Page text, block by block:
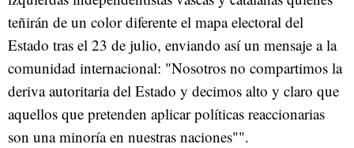
teñirán de un color diferente el mapa electoral del
Estado tras el 23 de julio, enviando así un mensaje a la
comunidad internacional: "Nosotros no compartimos la
deriva autoritaria del Estado y decimos alto y claro que
aquellos que pretenden aplicar políticas reaccionarias
son una minoría en nuestras naciones"".